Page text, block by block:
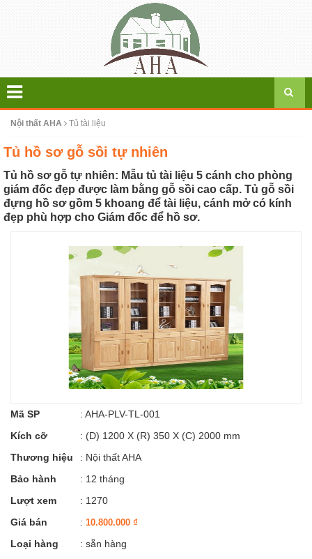
Nội thất AHA Tủ tài liệu
Tủ hồ sơ gỗ sồi tự nhiên
Tủ hồ sơ gỗ tự nhiên: Mẫu tủ tài liệu 5 cánh cho phòng
giám đốc đẹp được làm bằng gỗ sồi cao cấp. Tủ gỗ sồi
đựng hồ sơ gồm 5 khoang để tài liệu, cánh mở có kính
đẹp phù hợp cho Giám đốc để hồ sơ.
Mã SP : AHA-PLV-TL-001
Kích cỡ
: (D) 1200 X (R) 350 X (C) 2000 mm
Thương hiệu
: Nội thất AHA
Bảo hành
: 12 tháng
Lượt xem
: 1270
Giá bán
: 10.800.000 ₫
Loại hàng
: sẵn hàng